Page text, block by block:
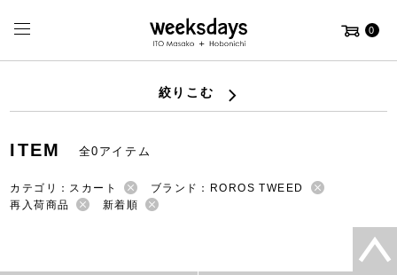
0
絞りこむ
ITEM 全0アイテム
カテゴリ：スカート
ブランド：ROROS TWEED
再入荷商品
新着順